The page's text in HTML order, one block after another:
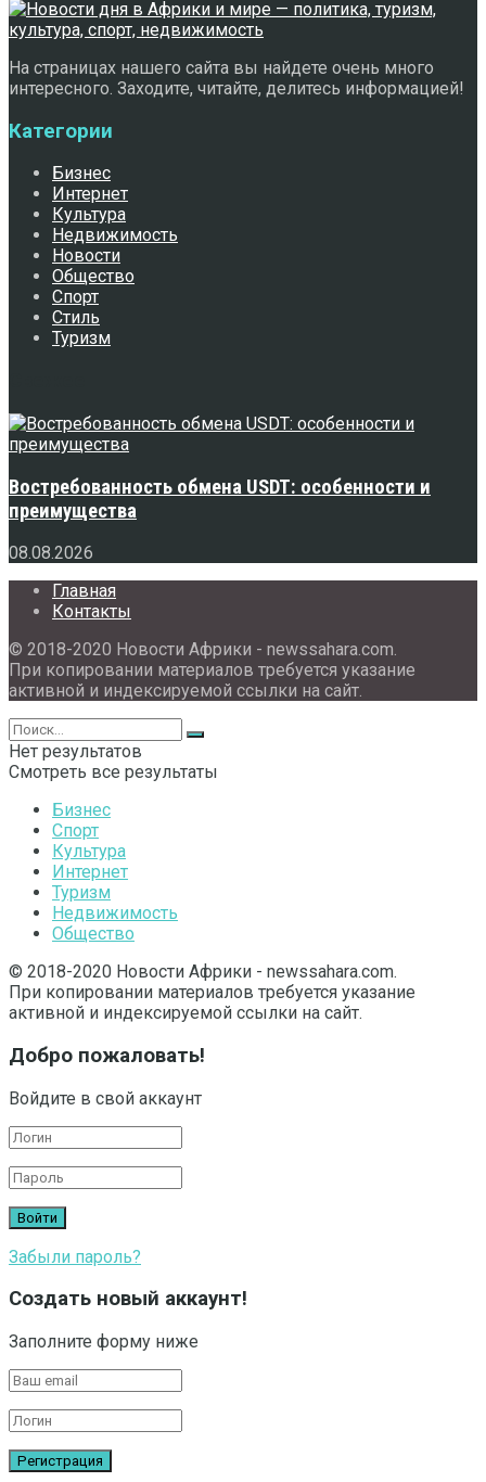
На страницах нашего сайта вы найдете очень много
интересного. Заходите, читайте, делитесь информацией!
Категории
Бизнес
Интернет
Культура
Недвижимость
Новости
Общество
Спорт
Стиль
Туризм
Востребованность обмена USDT: особенности и
преимущества
08.08.2026
Главная
Контакты
© 2018-2020 Новости Африки - newssahara.com.
При копировании материалов требуется указание
активной и индексируемой ссылки на сайт.
Нет результатов
Смотреть все результаты
Бизнес
Спорт
Культура
Интернет
Туризм
Недвижимость
Общество
© 2018-2020 Новости Африки - newssahara.com.
При копировании материалов требуется указание
активной и индексируемой ссылки на сайт.
Добро пожаловать!
Войдите в свой аккаунт
Забыли пароль?
Создать новый аккаунт!
Заполните форму ниже